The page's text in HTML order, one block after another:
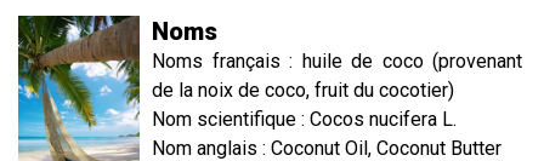
Noms
Noms français : huile de coco (provenant
de la noix de coco, fruit du cocotier)
Nom scientifique : Cocos nucifera L.
Nom anglais : Coconut Oil, Coconut Butter